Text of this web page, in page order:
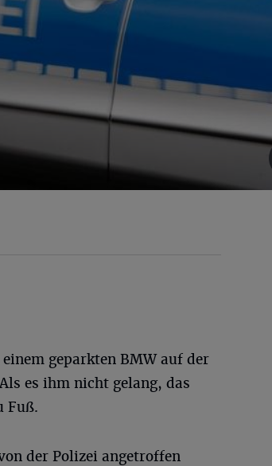
geparkten BMW auf der
es ihm nicht gelang, das
Fuß.
der Polizei angetroffen